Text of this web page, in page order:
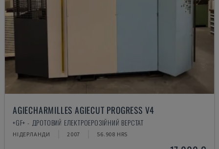
AGIECHARMILLES AGIECUT PROGRESS V4
+GF+ - ДРОТОВИЙ ЕЛЕКТРОЕРОЗІЙНИЙ ВЕРСТАТ
НІДЕРЛАНДИ 2007 56.908 HRS